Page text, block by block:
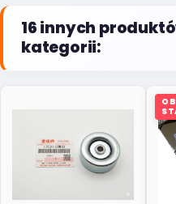
16 innych
kategorii: